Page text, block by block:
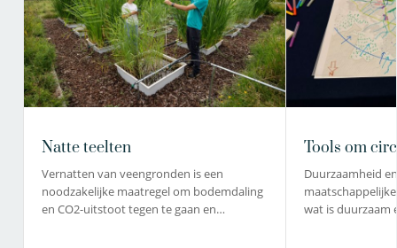
Natte teelten
Vernatten van veengronden is een
noodzakelijke maatregel om bodemdaling
en CO2-uitstoot tegen te gaan en…
Tools om
Duurzaamheid
wat is duurzaam